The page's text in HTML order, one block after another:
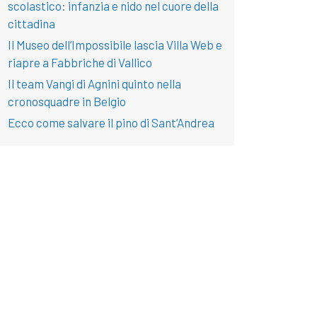
scolastico: infanzia e nido nel cuore della
cittadina
Il Museo dell’Impossibile lascia Villa Web e
riapre a Fabbriche di Vallico
Il team Vangi di Agnini quinto nella
cronosquadre in Belgio
Ecco come salvare il pino di Sant’Andrea